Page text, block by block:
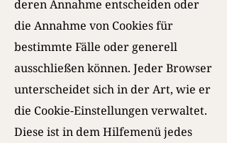
deren Annahme entscheiden oder
die Annahme von Cookies für
bestimmte Fälle oder generell
ausschließen können. Jeder Browser
unterscheidet sich in der Art, wie er
die Cookie-Einstellungen verwaltet.
Diese ist in dem Hilfemenü jedes